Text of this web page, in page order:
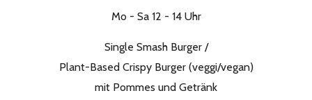
Mo - Sa 12 - 14 Uhr
Single Smash Burger /
Plant-Based Crispy Burger (veggi/vegan)
mit Pommes und Getränk